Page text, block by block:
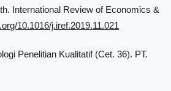
International Review of Economics &
10.1016/j.iref.2019.11.021
Penelitian Kualitatif (Cet. 36). PT.